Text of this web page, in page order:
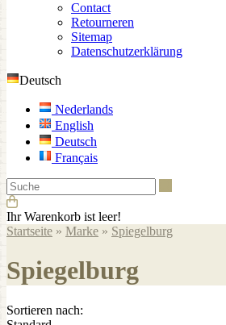
Contact
Retourneren
Sitemap
Datenschutzerklärung
Deutsch
Nederlands
English
Deutsch
Français
Ihr Warenkorb ist leer!
Startseite » Marke » Spiegelburg
Spiegelburg
Sortieren nach: